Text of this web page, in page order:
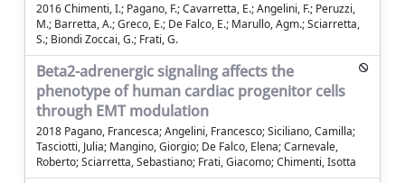
2016 Chimenti, I.; Pagano, F.; Cavarretta, E.; Angelini, F.; Peruzzi,
M.; Barretta, A.; Greco, E.; De Falco, E.; Marullo, Agm.; Sciarretta,
S.; Biondi Zoccai, G.; Frati, G.
Beta2-adrenergic signaling affects the
phenotype of human cardiac progenitor cells
through EMT modulation
2018 Pagano, Francesca; Angelini, Francesco; Siciliano, Camilla;
Tasciotti, Julia; Mangino, Giorgio; De Falco, Elena; Carnevale,
Roberto; Sciarretta, Sebastiano; Frati, Giacomo; Chimenti, Isotta